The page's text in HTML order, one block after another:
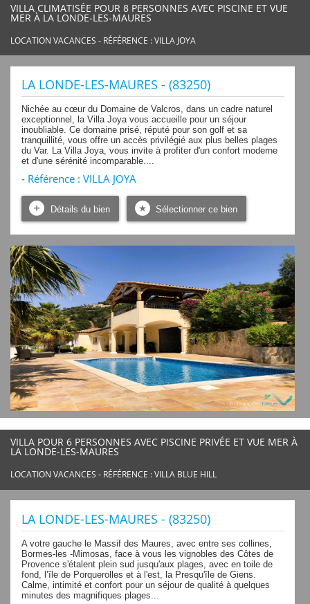
VILLA CLIMATISÉE POUR 8 PERSONNES AVEC PISCINE ET VUE
MER À LA LONDE-LES-MAURES
LOCATION VACANCES - RÉFÉRENCE : VILLA JOYA
LA LONDE-LES-MAURES - (83250)
Nichée au cœur du Domaine de Valcros, dans un cadre naturel
exceptionnel, la Villa Joya vous accueille pour un séjour
inoubliable. Ce domaine prisé, réputé pour son golf et sa
tranquillité, vous offre un accès privilégié aux plus belles plages
du Var. La Villa Joya, vous invite à profiter d'un confort moderne
et d'une sérénité incomparable....
- Référence : VILLA JOYA
Détails du bien Sélectionner ce bien
VILLA POUR 6 PERSONNES AVEC PISCINE PRIVÉE ET VUE MER À
LA LONDE-LES-MAURES
LOCATION VACANCES - RÉFÉRENCE : VILLA BLUE HILL
LA LONDE-LES-MAURES - (83250)
A votre gauche le Massif des Maures, avec entre ses collines,
Bormes-les -Mimosas, face à vous les vignobles des Côtes de
Provence s'étalent plein sud jusqu'aux plages, avec en toile de
fond, l’île de Porquerolles et à l'est, la Presqu'île de Giens.
Calme, intimité et confort pour un séjour de qualité à quelques
minutes des magnifiques plages...